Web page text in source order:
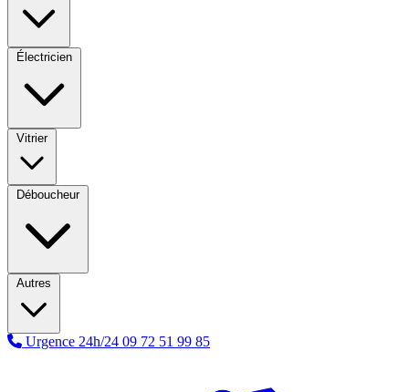
Électricien
Vitrier
Déboucheur
Autres
Urgence 24h/24 09 72 51 99 85